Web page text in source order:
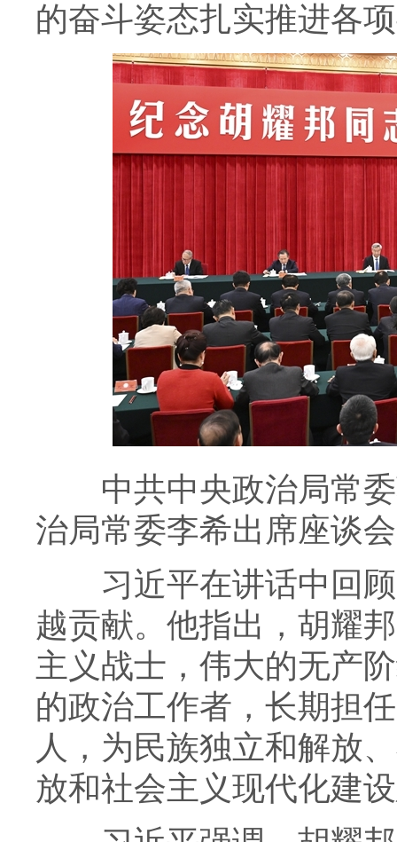
的奋斗姿态扎实推进各
中共中央政治局常委
治局常委李希出席座谈
习近平在讲话中回顾
越贡献。他指出，胡耀
主义战士，伟大的无产
的政治工作者，长期担
人，为民族独立和解放
放和社会主义现代化建